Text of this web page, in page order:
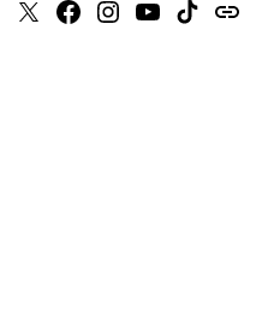
X Faceboook
Instagram
YoutubeTiktokissuu